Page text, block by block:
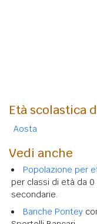
Età scolastica
Aosta
Vedi anche
Popolazione per
per classi di età da 0
secondarie.
Banche Pontey